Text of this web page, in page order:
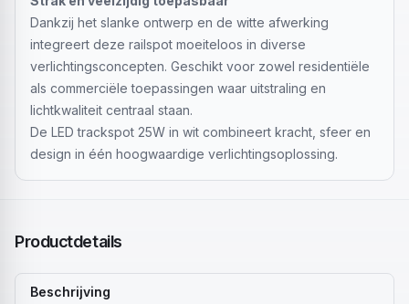
Dankzij het slanke ontwerp en de witte afwerking
integreert deze railspot moeiteloos in diverse
verlichtingsconcepten. Geschikt voor zowel residentiële
als commerciële toepassingen waar uitstraling en
lichtkwaliteit centraal staan.
De LED trackspot 25W in wit combineert kracht, sfeer en
design in één hoogwaardige verlichtingsoplossing.
Productdetails
Beschrijving